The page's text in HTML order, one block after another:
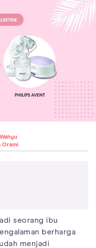
Orami
seorang ibu
berharga
menjadi